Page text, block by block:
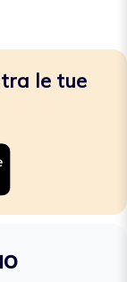
le tue